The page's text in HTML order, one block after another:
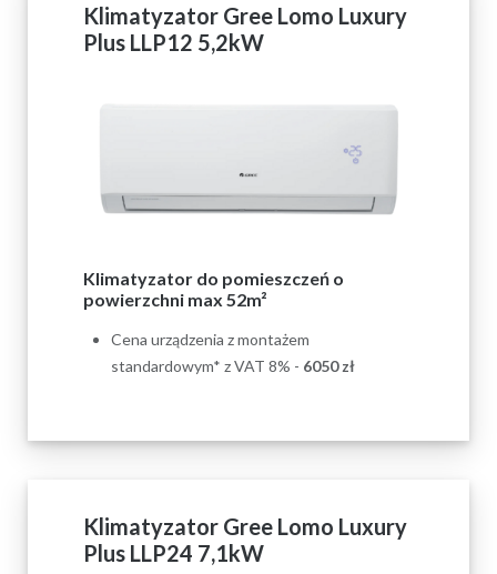
Klimatyzator Gree Lomo Luxury
Plus LLP12 5,2kW
Klimatyzator do pomieszczeń o
powierzchni max 52m²
Cena urządzenia z montażem
standardowym* z VAT 8% - 6050zł
Klimatyzator Gree Lomo Luxury
Plus LLP24 7,1kW